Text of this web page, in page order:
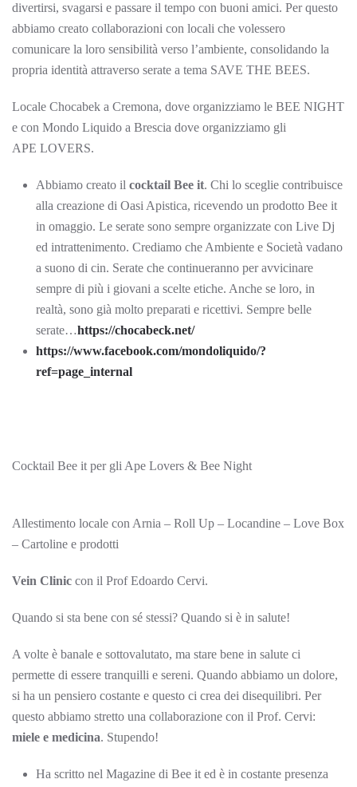
divertirsi, svagarsi e passare il tempo con buoni amici. Per questo
abbiamo creato collaborazioni con locali che volessero
comunicare la loro sensibilità verso l’ambiente, consolidando la
propria identità attraverso serate a tema SAVE THE BEES.
Locale Chocabek a Cremona, dove organizziamo le BEE NIGHT
e con Mondo Liquido a Brescia dove organizziamo gli
APE LOVERS.
Abbiamo creato il cocktail Bee it. Chi lo sceglie contribuisce
alla creazione di Oasi Apistica, ricevendo un prodotto Bee it
in omaggio. Le serate sono sempre organizzate con Live Dj
ed intrattenimento. Crediamo che Ambiente e Società vadano
a suono di cin. Serate che continueranno per avvicinare
sempre di più i giovani a scelte etiche. Anche se loro, in
realtà, sono già molto preparati e ricettivi. Sempre belle
serate…https://chocabeck.net/
https://www.facebook.com/mondoliquido/?
ref=page_internal
Cocktail Bee it per gli Ape Lovers & Bee Night
Allestimento locale con Arnia – Roll Up – Locandine – Love Box
– Cartoline e prodotti
Vein Clinic con il Prof Edoardo Cervi.
Quando si sta bene con sé stessi? Quando si è in salute!
A volte è banale e sottovalutato, ma stare bene in salute ci
permette di essere tranquilli e sereni. Quando abbiamo un dolore,
si ha un pensiero costante e questo ci crea dei disequilibri. Per
questo abbiamo stretto una collaborazione con il Prof. Cervi:
miele e medicina. Stupendo!
Ha scritto nel Magazine di Bee it ed è in costante presenza